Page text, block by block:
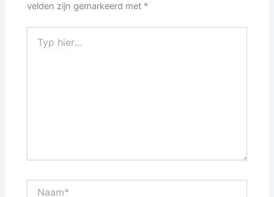
velden zijn gemarkeerd met *
hier...